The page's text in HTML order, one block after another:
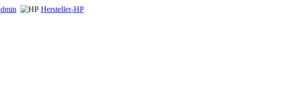
Hersteller-HP